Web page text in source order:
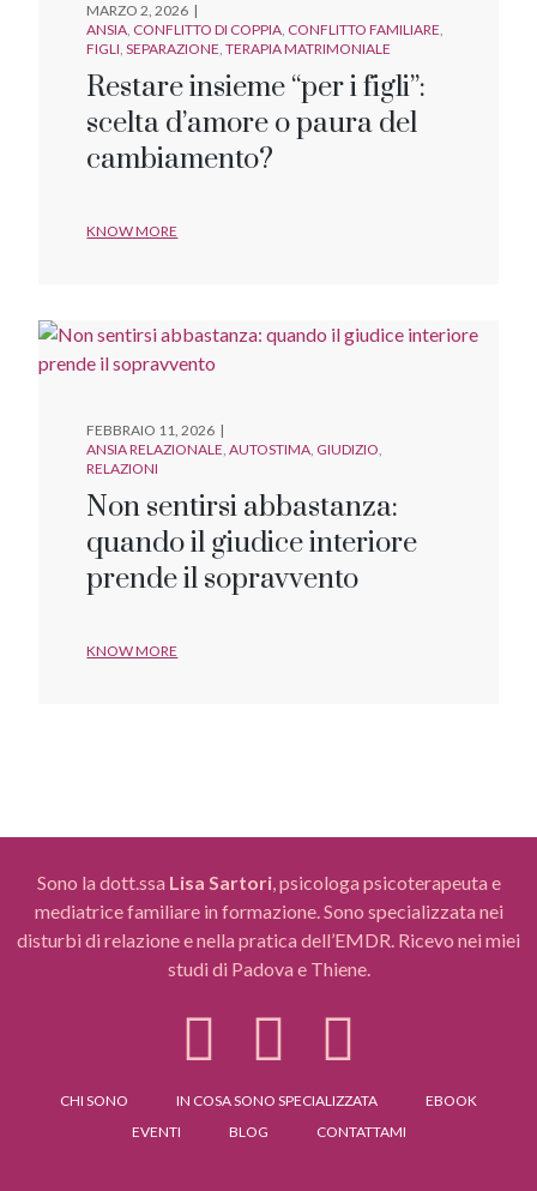
MARZO 2, 2026
ANSIA CONFLITTO DI COPPIA CONFLITTO FAMILIARE
FIGLI SEPARAZIONE TERAPIA MATRIMONIALE
Restare insieme “per i figli”:
scelta d’amore o paura del
cambiamento?
KNOW MORE
FEBBRAIO 11, 2026
ANSIA RELAZIONALE AUTOSTIMA GIUDIZIO
RELAZIONI
Non sentirsi abbastanza:
quando il giudice interiore
prende il sopravvento
KNOW MORE
Sono la dott.ssa Lisa Sartori, psicologa psicoterapeuta e
mediatrice familiare in formazione. Sono specializzata nei
disturbi di relazione e nella pratica dell’EMDR. Ricevo nei miei
studi di Padova e Thiene.
CHI SONO IN COSA SONO SPECIALIZZATA
EBOOK
EVENTI
BLOG CONTATTAMI